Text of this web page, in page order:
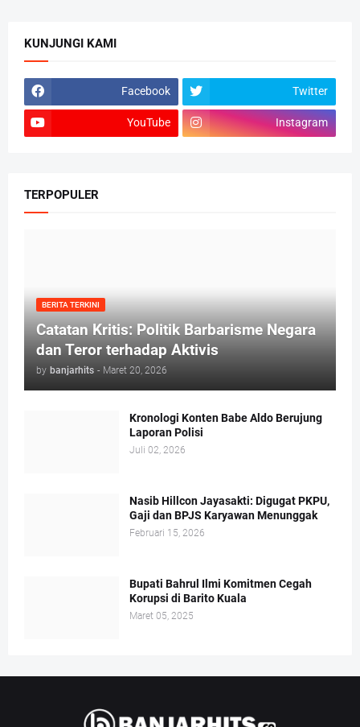
KUNJUNGI KAMI
Facebook Twitter
YouTube Instagram
TERPOPULER
BERITA TERKINI
Catatan Kritis: Politik Barbarisme Negara
dan Teror terhadap Aktivis
by banjarhits - Maret 20, 2026
Kronologi Konten Babe Aldo Berujung
Laporan Polisi
Juli 02, 2026
Nasib Hillcon Jayasakti: Digugat PKPU,
Gaji dan BPJS Karyawan Menunggak
Februari 15, 2026
Bupati Bahrul Ilmi Komitmen Cegah
Korupsi di Barito Kuala
Maret 05, 2025